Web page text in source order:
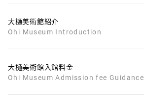
大樋美術館紹介
Ohi Museum Introduction
大樋美術館入館料金
Ohi Museum Admission fee Guidance